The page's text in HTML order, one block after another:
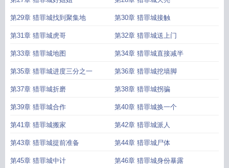
第29章 猎罪城找到聚集地 第30章 猎罪城接触
第31章 猎罪城虎哥 第32章 猎罪城送上门
第33章 猎罪城地图 第34章 猎罪城直接减半
第35章 猎罪城进度三分之一 第36章 猎罪城挖墙脚
第37章 猎罪城折磨 第38章 猎罪城拐骗
第39章 猎罪城合作 第40章 猎罪城换一个
第41章 猎罪城搬家 第42章 猎罪城派人
第43章 猎罪城提前准备 第44章 猎罪城尸体
第45章 猎罪城中计 第46章 猎罪城身份暴露